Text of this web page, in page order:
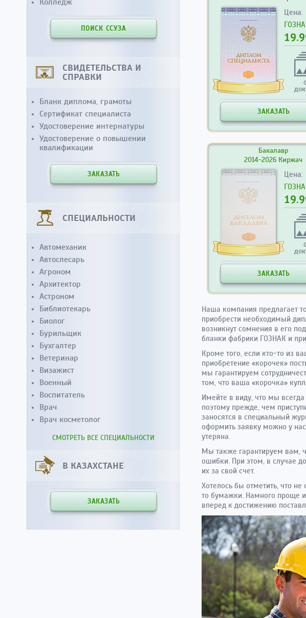
Цена:
ЗАКАЗАТЬ
Бакалавр
2014-2026 Киржач
Цена:
ЗАКАЗАТЬ
Наша компания предлагает
приобрести необходимый
возникнут сомнения в его
бланки фабрики ГОЗНАК и
Кроме того, если кто-то из
приобретение «корочек»
мы гарантируем
том, что ваша «корочка»
Имейте в виду, что мы
поэтому прежде, чем
заносятся в специальный
оформить заявку можно у
утеряна.
Мы также гарантируем вам,
ошибки. При этом, в случае
их за свой счет.
Хотелось бы отметить, что
то бумажки. Намного проще и
вперед к достижению
Колледж
ПОИСК ССУЗА
СВИДЕТЕЛЬСТВА И
СПРАВКИ
Бланк диплома, грамоты
Сертификат специалиста
Удостоверение интернатуры
Удостоверение о повышении
квалификации
ЗАКАЗАТЬ
СПЕЦИАЛЬНОСТИ
Автомеханик
Автослесарь
Агроном
Архитектор
Астроном
Библиотекарь
Биолог
Бурильщик
Бухгалтер
Ветеринар
Визажист
Военный
Воспитатель
Врач
Врач косметолог
СМОТРЕТЬ ВСЕ СПЕЦИАЛЬНОСТИ
В КАЗАХСТАНЕ
ЗАКАЗАТЬ